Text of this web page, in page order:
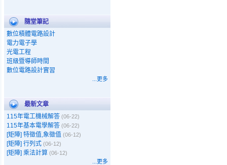
隨堂筆記
數位積體電路設計
電力電子學
光電工程
班級暨導師時間
數位電路設計實習
...更多
最新文章
115年電工機械解答 (06-22)
115年基本電學解答 (06-22)
[矩陣] 特徵值,象徵值 (06-12)
[矩陣] 行列式 (06-12)
[矩陣] 乘法計算 (06-12)
...更多